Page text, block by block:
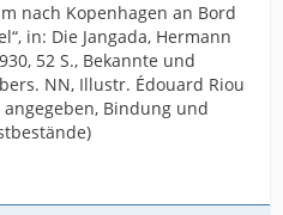
nach Kopenhagen an Bord
in: Die Jangada, Hermann
52 S., Bekannte und
NN, Illustr. Édouard Riou
Bindung und